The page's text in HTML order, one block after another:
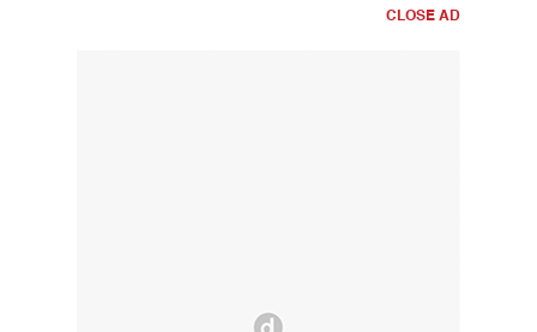
CLOSE AD